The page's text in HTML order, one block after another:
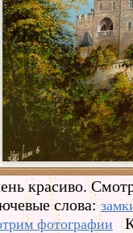
красиво.
слова:
фотографии